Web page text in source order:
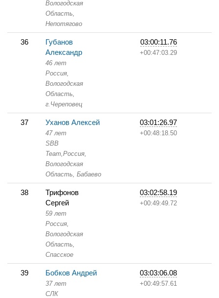
Вологодская
Область,
Непотягово
36
Губанов
Александр
46 лет
Россия,
Вологодская
Область,
г.Череповец
03:00:11.76
+00:47:03.29
37 Уханов Алексей
47 лет
SBB
Team,Россия,
Вологодская
Область, Бабаево
03:01:26.97
+00:48:18.50
38
Трифонов
Сергей
59 лет
Россия,
Вологодская
Область,
Спасское
03:02:58.19
+00:49:49.72
39 Бобков Андрей
37 лет
СЛК
03:03:06.08
+00:49:57.61